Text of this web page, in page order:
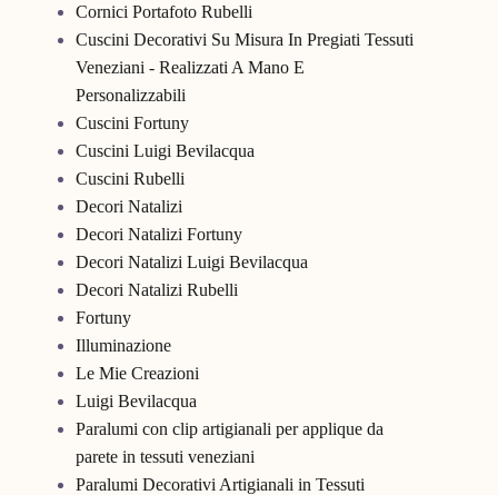
Cornici Portafoto Rubelli
Cuscini Decorativi Su Misura In Pregiati Tessuti
Veneziani - Realizzati A Mano E
Personalizzabili
Cuscini Fortuny
Cuscini Luigi Bevilacqua
Cuscini Rubelli
Decori Natalizi
Decori Natalizi Fortuny
Decori Natalizi Luigi Bevilacqua
Decori Natalizi Rubelli
Fortuny
Illuminazione
Le Mie Creazioni
Luigi Bevilacqua
Paralumi con clip artigianali per applique da
parete in tessuti veneziani
Paralumi Decorativi Artigianali in Tessuti